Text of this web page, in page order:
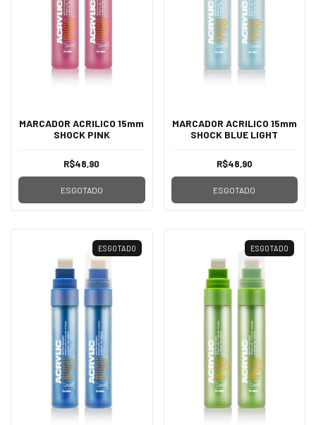
MARCADOR ACRILICO 15mm
SHOCK PINK
R$48,90
ESGOTADO
MARCADOR ACRILICO 15mm
SHOCK BLUE LIGHT
R$48,90
ESGOTADO
ESGOTADO ESGOTADO